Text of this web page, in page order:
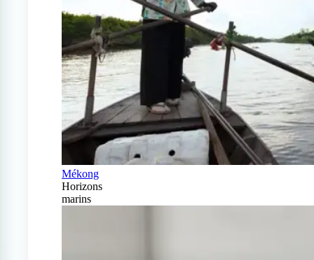
Mékong
Horizons
marins